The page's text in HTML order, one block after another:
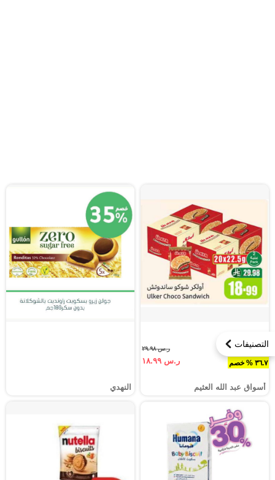
التصنيفات
٣٦.٧ % خصم
ر.س ٢٩.٩٨
ر.س ١٨.٩٩
أسواق عبد الله العثيم النهدي